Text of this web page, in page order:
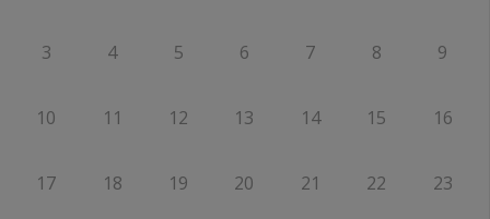
3 4 5 6 7 8 9
10 11 12 13 14 15 16
17 18 19 20 21 22 23